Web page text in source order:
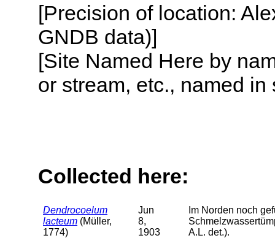
[Precision of location:
GNDB data)]
[Site Named Here by
or stream, etc., named
Collected here:
Dendrocoelum
lacteum (Müller,
1774)
Jun
8,
1903
Im Norden noch
A.L. det.).